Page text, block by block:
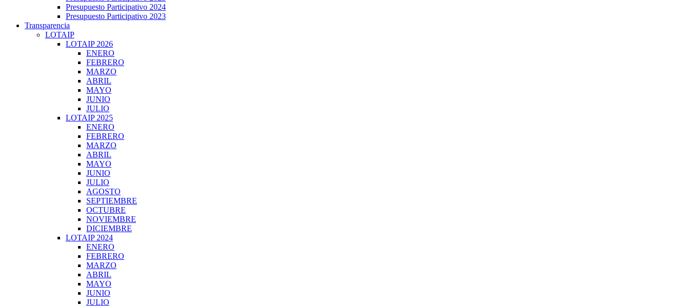
Presupuesto Participativo 2024
Presupuesto Participativo 2023
Transparencia
LOTAIP
LOTAIP 2026
ENERO
FEBRERO
MARZO
ABRIL
MAYO
JUNIO
JULIO
LOTAIP 2025
ENERO
FEBRERO
MARZO
ABRIL
MAYO
JUNIO
JULIO
AGOSTO
SEPTIEMBRE
OCTUBRE
NOVIEMBRE
DICIEMBRE
LOTAIP 2024
ENERO
FEBRERO
MARZO
ABRIL
MAYO
JUNIO
JULIO